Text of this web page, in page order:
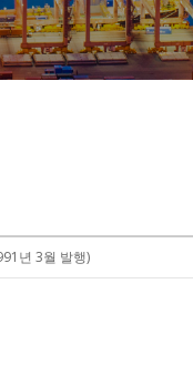
년 3월 발행)